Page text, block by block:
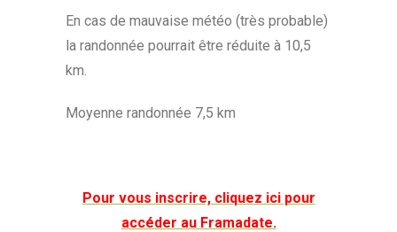
En cas de mauvaise météo (très probable)
la randonnée pourrait être réduite à 10,5
km.
Moyenne randonnée 7,5 km
Pour vous inscrire, cliquez ici pour
accéder au Framadate.